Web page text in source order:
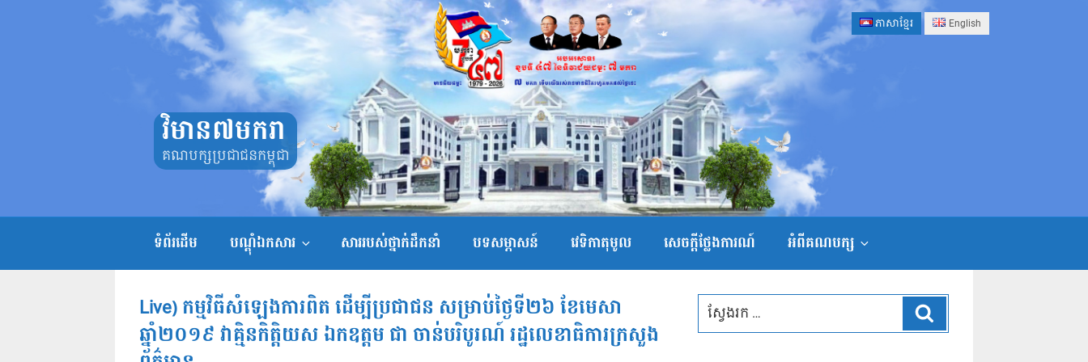
ភាសាខ្មែរ English
វិមាន៧មករា
គណបក្សប្រជាជនកម្ពុជា
ទំព័រដើម បណ្តុំឯកសារ សាររបស់ថ្នាក់ដឹកនាំ បទសម្ភាសន៍ វេទិកាតុមូល សេចក្ដីថ្លែងការណ៍ អំពីគណបក្ស
Live) កម្មវិធីសំឡេងការពិត ដើម្បីប្រជាជន សម្រាប់ថ្ងៃទី២៦ ខែមេសា
ឆ្នាំ២០១៩ វាគ្មិនកិត្តិយស ឯកឧត្តម ជា ចាន់បរិបូរណ៍ រដ្ឋលេខាធិការក្រសួង